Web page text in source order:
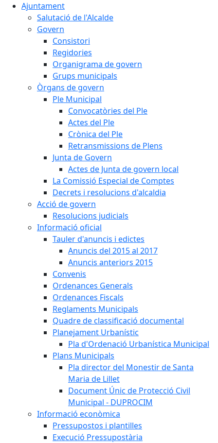
Ajuntament
Salutació de l'Alcalde
Govern
Consistori
Regidories
Organigrama de govern
Grups municipals
Òrgans de govern
Ple Municipal
Convocatòries del Ple
Actes del Ple
Crònica del Ple
Retransmissions de Plens
Junta de Govern
Actes de Junta de govern local
La Comissió Especial de Comptes
Decrets i resolucions d'alcaldia
Acció de govern
Resolucions judicials
Informació oficial
Tauler d'anuncis i edictes
Anuncis del 2015 al 2017
Anuncis anteriors 2015
Convenis
Ordenances Generals
Ordenances Fiscals
Reglaments Municipals
Quadre de classificació documental
Planejament Urbanístic
Pla d'Ordenació Urbanística Municipal
Plans Municipals
Pla director del Monestir de Santa
Maria de Lillet
Document Únic de Protecció Civil
Municipal - DUPROCIM
Informació econòmica
Pressupostos i plantilles
Execució Pressupostària